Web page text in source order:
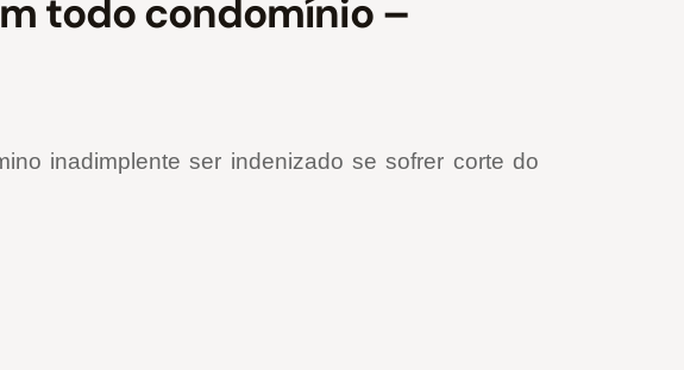
todo condomínio –
inadimplente ser indenizado se sofrer corte do